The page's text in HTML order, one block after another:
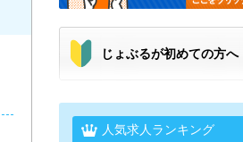
じょぶるが初めての方へ
人気求人ランキング